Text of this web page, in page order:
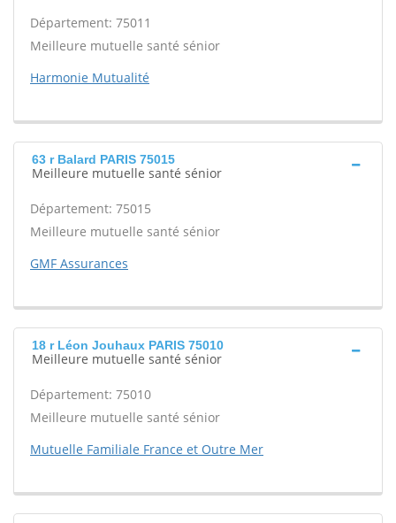
Département: 75011
Meilleure mutuelle santé sénior
Harmonie Mutualité
63 r Balard PARIS 75015
Meilleure mutuelle santé sénior
Département: 75015
Meilleure mutuelle santé sénior
GMF Assurances
18 r Léon Jouhaux PARIS 75010
Meilleure mutuelle santé sénior
Département: 75010
Meilleure mutuelle santé sénior
Mutuelle Familiale France et Outre Mer